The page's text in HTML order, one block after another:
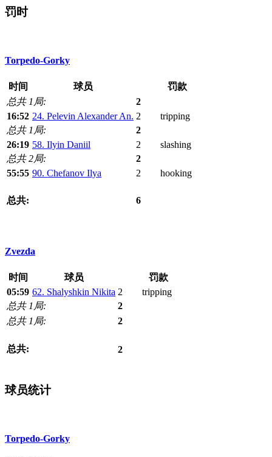
罚时
Torpedo-Gorky
时间 球员
罚款
总共 1局:
2
16:52 24. Pelevin Alexander An. 2
tripping
总共 1局:
2
26:19 58. Ilyin Daniil 2
slashing
总共 2局:
2
55:55 90. Chefanov Ilya 2 hooking
总共: 6
Zvezda
时间 球员
罚款
05:59 62. Shalyshkin Nikita 2
tripping
总共 1局:
2
总共 1局:
2
总共: 2
球员统计
Torpedo-Gorky